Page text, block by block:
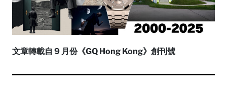
文章轉載自 9 月份《GQ Hong Kong》創刊號